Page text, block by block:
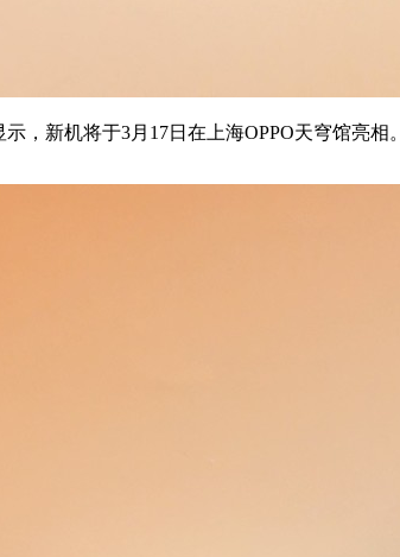
，新机将于3月17日在上海OPPO天穹馆亮相。